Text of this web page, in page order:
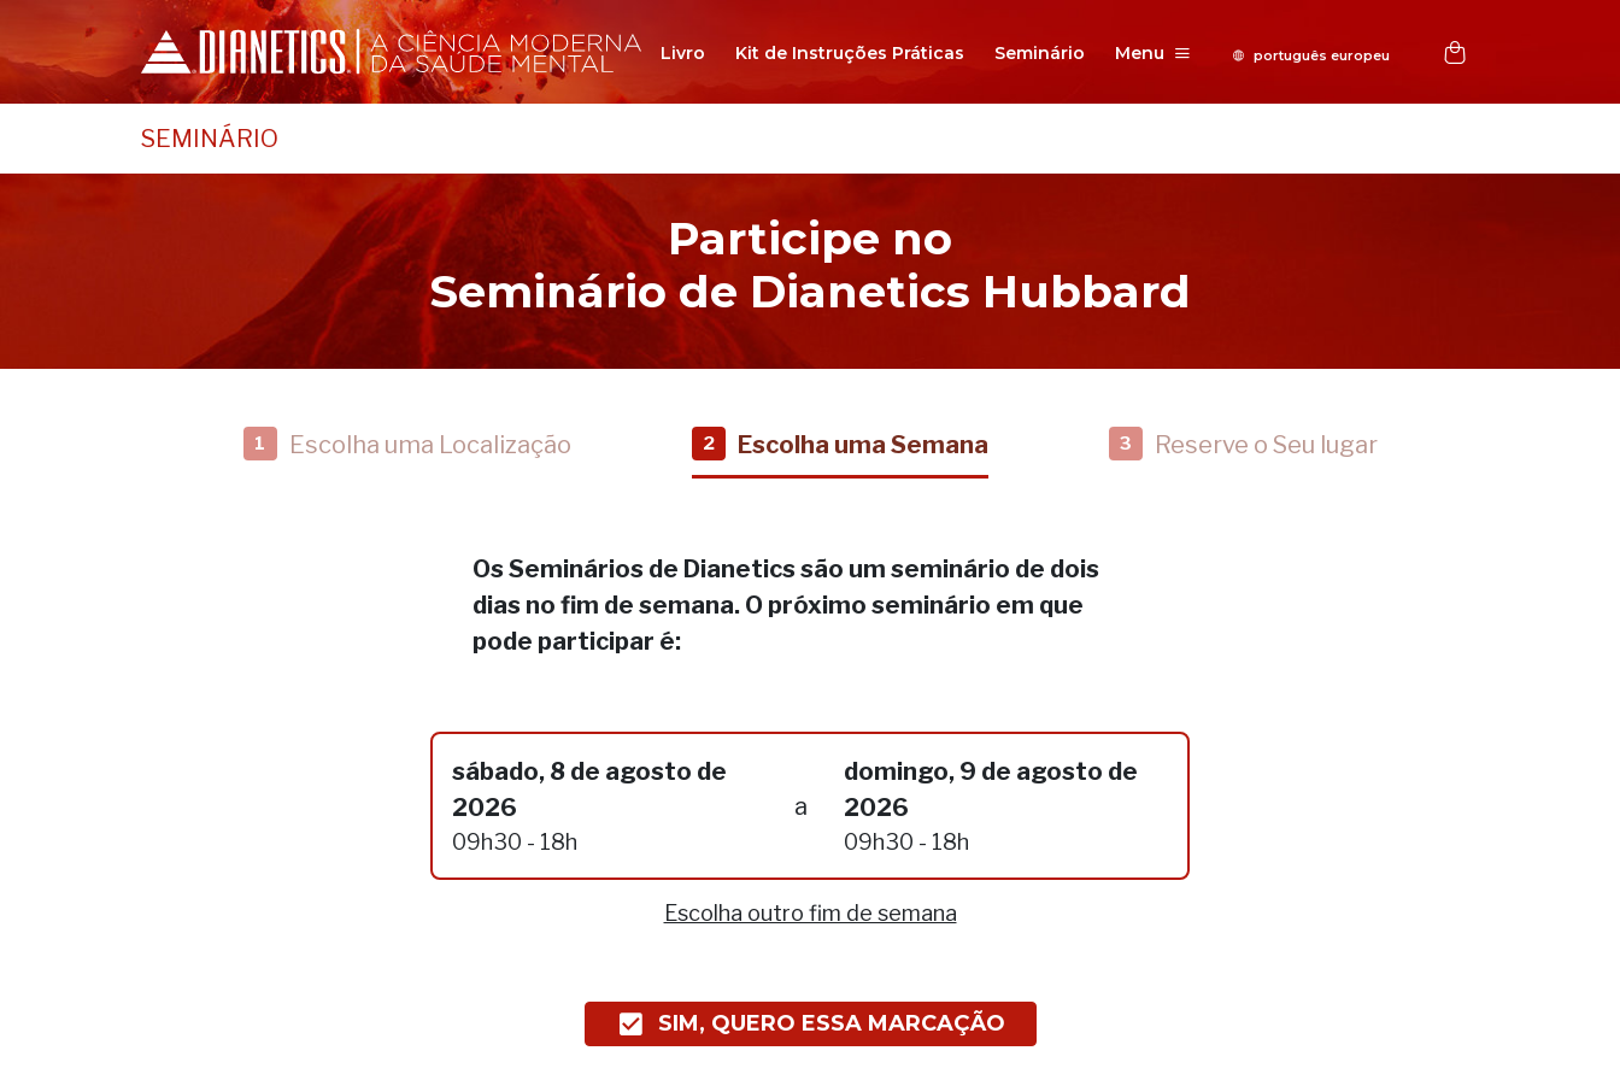
Livro Kit de Instruções Práticas Seminário Menu
SEMINÁRIO
Participe no
Seminário de Dianetics Hubbard
1 Escolha uma Localização 2 Escolha uma Semana 3 Reserve o Seu lugar
Os Seminários de Dianetics são um seminário de dois
dias no fim de semana. O próximo seminário em que
pode participar é:
sábado, 8 de agosto de
2026
09h30 - 18h
a
domingo, 9 de agosto de
2026
09h30 - 18h
Escolha outro fim de semana
SIM, QUERO ESSA MARCAÇÃO